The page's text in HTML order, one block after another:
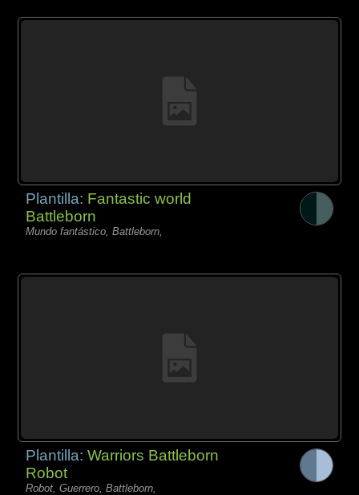
Plantilla: Fantastic world
Battleborn
Mundo fantástico, Battleborn,
Plantilla:Warriors Battleborn
Robot
Robot, Guerrero, Battleborn,